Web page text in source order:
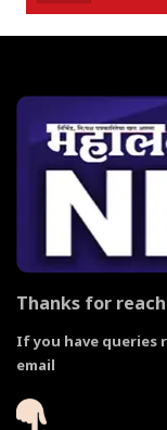
Thanks for
If you have queries
email